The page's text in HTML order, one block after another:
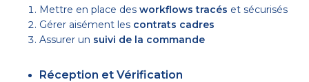
Mettre en place des workflows tracés et sécurisés
Gérer aisément les contrats cadres
Assurer un suivi de la commande
Réception et Vérification